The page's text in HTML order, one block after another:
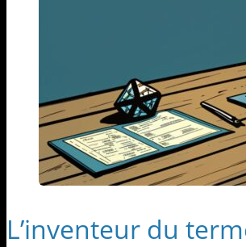
L’inventeur du